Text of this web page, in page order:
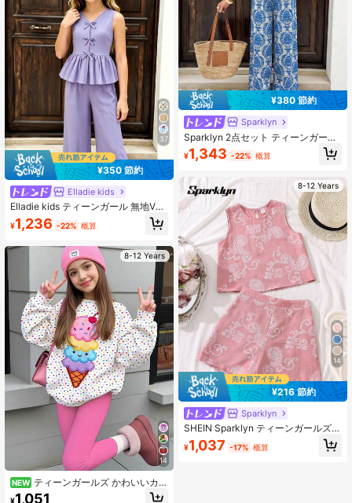
37
¥350 節約
Elladie kids
Elladie kids ティーンガール 無地Vネ
ック リボン装飾 プリーツTシャツ＆
ロングパンツ カジュアル デイリーセ
¥1,236 -22% 概算
8-12 Years
14
NEW ティーンガールズ かわいいカー
トゥーンアイスクリーム柄、カラフ
¥1,051
¥380 節約
Sparklyn
Sparklyn 2点セット ティーンガール
ストライプ織りショートスリーブシ
ャツ ワイドレッグパンツスーツ、春
旅行
¥1,343 -22% 概算
8-12 Years
14
¥216 節約
Sparklyn
SHEIN Sparklyn ティーンガールズ服
カジュアル バケーション ノースリー
ブトップス&ショーツセット、かわい
¥1,037 -17% 概算